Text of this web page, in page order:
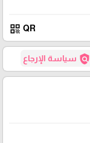
QR
qr_code
policy سياسة الإرجاع